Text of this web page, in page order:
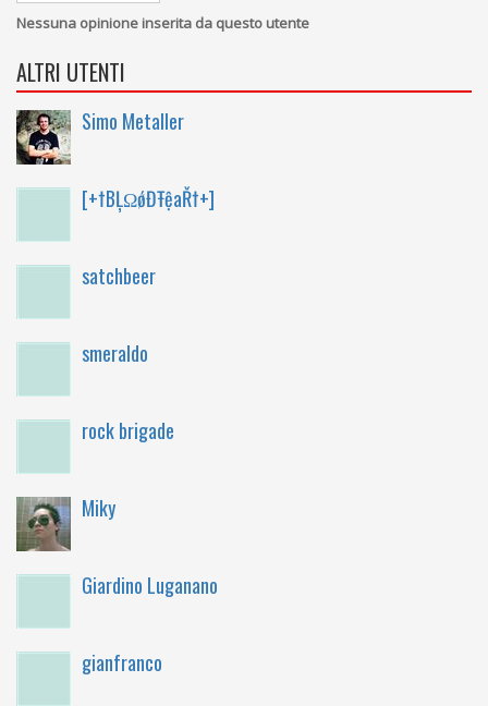
Nessuna opinione inserita da questo utente
ALTRI UTENTI
Simo Metaller
[+†ВĻΩǿĐŦệаŘ†+]
satchbeer
smeraldo
rock brigade
Miky
Giardino Luganano
gianfranco